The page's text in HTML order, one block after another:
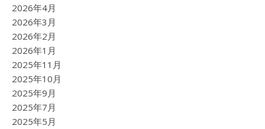
2026年4月
2026年3月
2026年2月
2026年1月
2025年11月
2025年10月
2025年9月
2025年7月
2025年5月